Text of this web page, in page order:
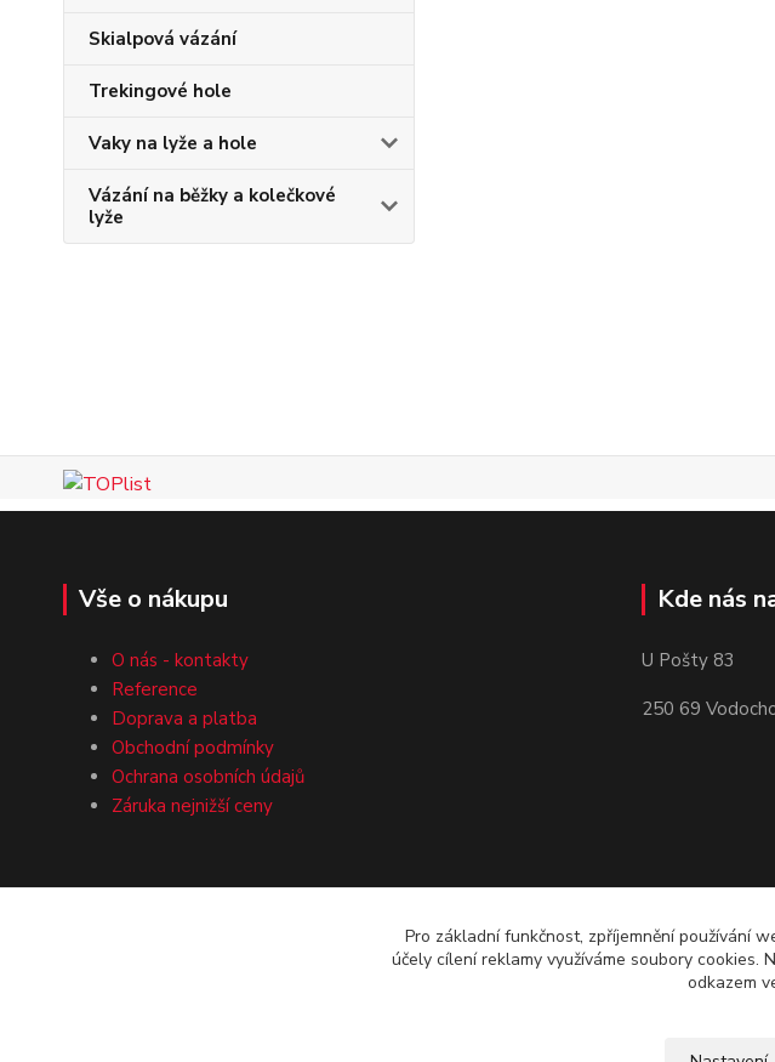
Skialpová vázání
Trekingové hole
Vaky na lyže a hole
Vázání na běžky a kolečkové
lyže
Vše o nákupu
O nás - kontakty
Reference
Doprava a platba
Obchodní podmínky
Ochrana osobních údajů
Záruka nejnižší ceny
Kde nás
U Pošty 83
250 69
Pro základní funkčnost, zpříjemnění používání
účely cílení reklamy využíváme soubory
odkazem